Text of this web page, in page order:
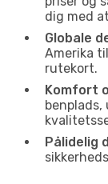
dig med
Globale
Amerika
rutekort.
Komfort
Pålidelig